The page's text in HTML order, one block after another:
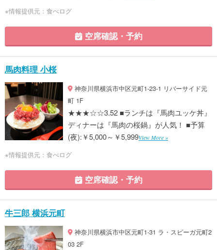
※情報提供元：食べログ
空席確認・予約
馬肉料理 小桜
神奈川県横浜市中区元町1-23-1 リバーサイド元
町 1F
★★★☆☆3.52 ■ランチは『馬肉ユッケ丼』
ディナーは『馬肉の桜鍋』が人気！ ■予算
(夜):￥5,000～￥5,999View More »
※情報提供元：食べログ
空席確認・予約
牛三郎 横浜元町
神奈川県横浜市中区元町1-31 ラ・スピーガ元町2
03 2F